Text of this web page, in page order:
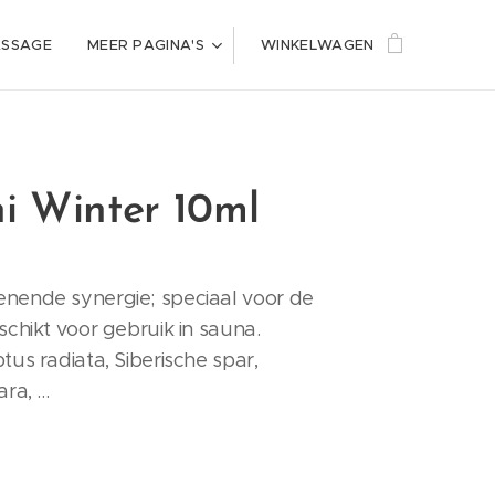
MEER PAGINA'S WINKELWAGEN
Winter 10ml
synergie; speciaal voor de
voor gebruik in sauna.
radiata, Siberische spar,
…